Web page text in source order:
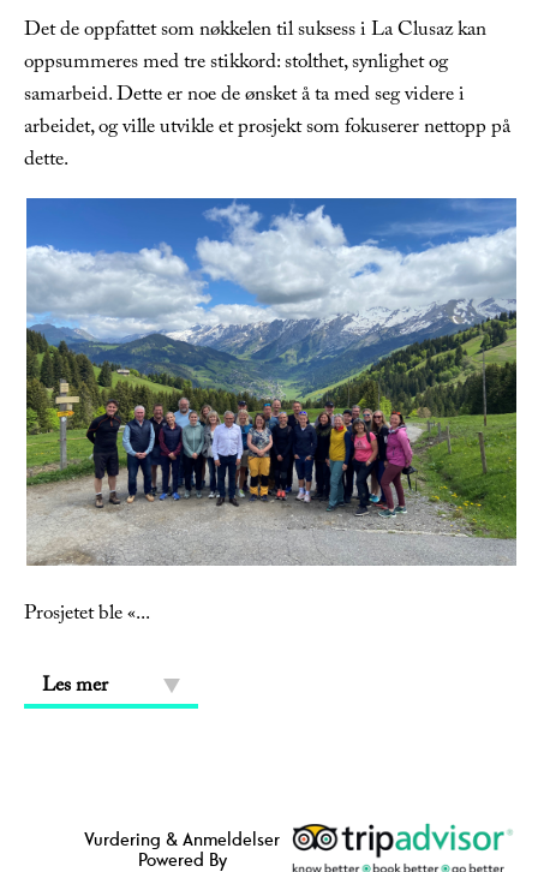
Det de oppfattet som nøkkelen til suksess i La Clusaz kan
oppsummeres med tre stikkord: stolthet, synlighet og
samarbeid. Dette er noe de ønsket å ta med seg videre i
arbeidet, og ville utvikle et prosjekt som fokuserer nettopp på
dette.
Prosjetet ble «...
Les mer
Vurdering & Anmeldelser
Powered By